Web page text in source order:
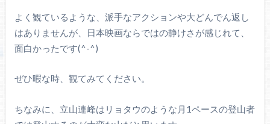
よく観ているような、派手なアクションや大どんでん返し
はありませんが、日本映画ならではの静けさが感じれて、
面白かったです(^-^)
ぜひ暇な時、観てみてください。
ちなみに、立山連峰はリョタウのような月1ペースの登山者